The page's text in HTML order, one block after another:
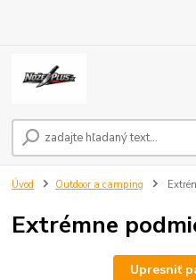
Úvod Outdoor a camping
Extrémne
Upresniť